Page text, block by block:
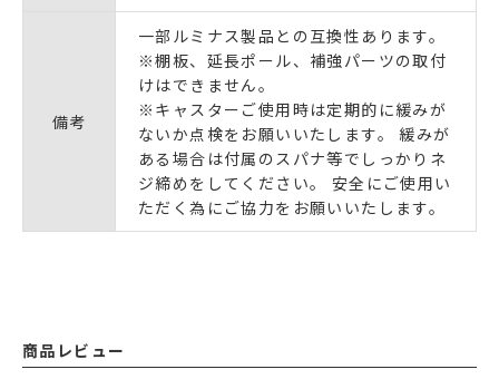
備考
一部ルミナス製品との互換性あります。
※棚板、延長ポール、補強パーツの取付
けはできません。
※キャスターご使用時は定期的に緩みが
ないか点検をお願いいたします。 緩みが
ある場合は付属のスパナ等でしっかりネ
ジ締めをしてください。 安全にご使用い
ただく為にご協力をお願いいたします。
商品レビュー